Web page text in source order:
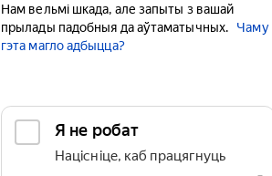
Нам вельмі шкада, але запыты з вашай
прылады падобныя да аўтаматычных.
Чаму
гэта магло адбыцца?
Я не робат
Націсніце, каб працягнуць